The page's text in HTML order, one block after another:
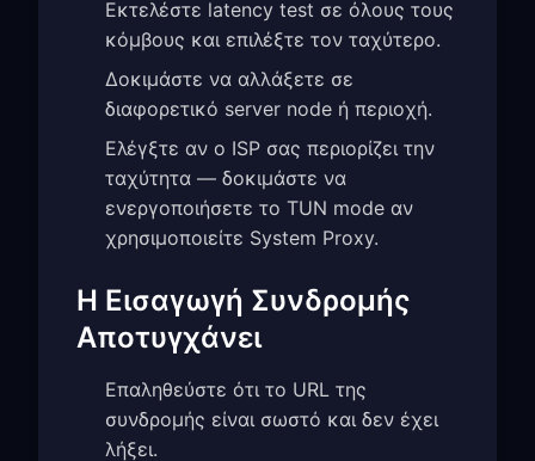
Εκτελέστε latency test σε όλους τους
κόμβους και επιλέξτε τον ταχύτερο.
Δοκιμάστε να αλλάξετε σε
διαφορετικό server node ή περιοχή.
Ελέγξτε αν ο ISP σας περιορίζει την
ταχύτητα — δοκιμάστε να
ενεργοποιήσετε το TUN mode αν
χρησιμοποιείτε System Proxy.
Η Εισαγωγή Συνδρομής
Αποτυγχάνει
Επαληθεύστε ότι το URL της
συνδρομής είναι σωστό και δεν έχει
λήξει.